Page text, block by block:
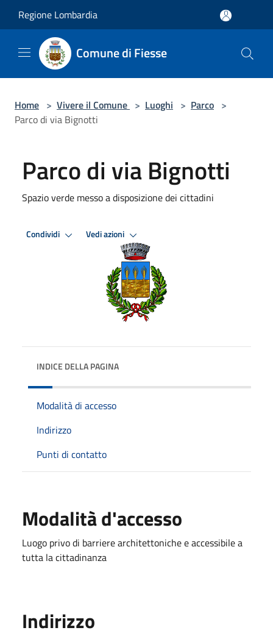
Regione Lombardia
Comune di Fiesse
Home > Vivere il Comune > Luoghi > Parco >
Parco di via Bignotti
Parco di via Bignotti
Spazio verde messo a disposizione dei cittadini
Condividi Vedi azioni
INDICE DELLA PAGINA
Modalità di accesso
Indirizzo
Punti di contatto
Modalità d'accesso
Luogo privo di barriere architettoniche e accessibile a
tutta la cittadinanza
Indirizzo